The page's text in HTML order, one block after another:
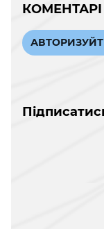
КОМЕНТАРІ